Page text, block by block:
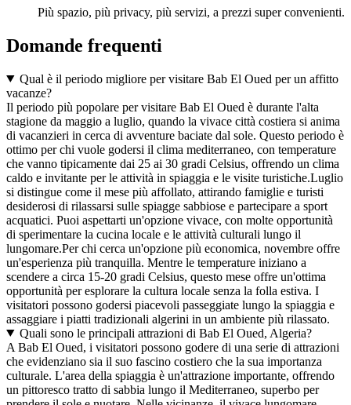
Più spazio, più privacy, più servizi, a prezzi super convenienti.
Domande frequenti
Qual è il periodo migliore per visitare Bab El Oued per un affitto
vacanze?
Il periodo più popolare per visitare Bab El Oued è durante l'alta
stagione da maggio a luglio, quando la vivace città costiera si anima
di vacanzieri in cerca di avventure baciate dal sole. Questo periodo è
ottimo per chi vuole godersi il clima mediterraneo, con temperature
che vanno tipicamente dai 25 ai 30 gradi Celsius, offrendo un clima
caldo e invitante per le attività in spiaggia e le visite turistiche.Luglio
si distingue come il mese più affollato, attirando famiglie e turisti
desiderosi di rilassarsi sulle spiagge sabbiose e partecipare a sport
acquatici. Puoi aspettarti un'opzione vivace, con molte opportunità
di sperimentare la cucina locale e le attività culturali lungo il
lungomare.Per chi cerca un'opzione più economica, novembre offre
un'esperienza più tranquilla. Mentre le temperature iniziano a
scendere a circa 15-20 gradi Celsius, questo mese offre un'ottima
opportunità per esplorare la cultura locale senza la folla estiva. I
visitatori possono godersi piacevoli passeggiate lungo la spiaggia e
assaggiare i piatti tradizionali algerini in un ambiente più rilassato.
Quali sono le principali attrazioni di Bab El Oued, Algeria?
A Bab El Oued, i visitatori possono godere di una serie di attrazioni
che evidenziano sia il suo fascino costiero che la sua importanza
culturale. L'area della spiaggia è un'attrazione importante, offrendo
un pittoresco tratto di sabbia lungo il Mediterraneo, superbo per